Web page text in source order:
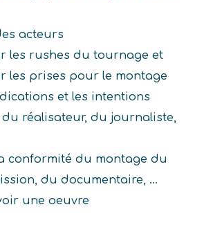
acteurs
les rushes du tournage et
les prises pour le montage
et les intentions
réalisateur, du journaliste,
conformité du montage du
du documentaire, ...
une oeuvre